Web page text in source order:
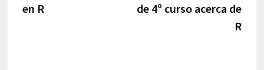
en R
de 4º curso acerca de
R